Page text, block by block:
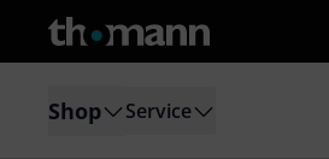
Shop Service